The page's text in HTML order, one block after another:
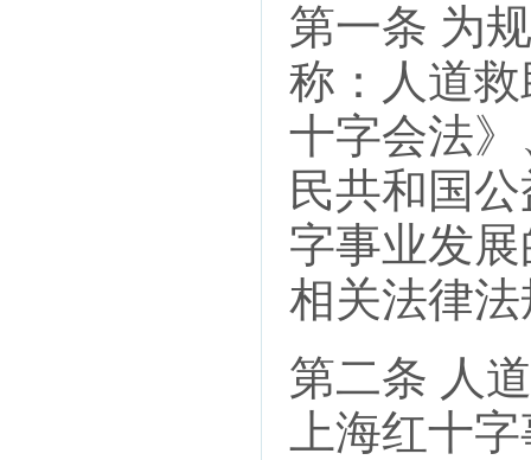
第一条 为
称：人道
十字会法
民共和国
字事业发
相关法律
第二条 人
上海红十